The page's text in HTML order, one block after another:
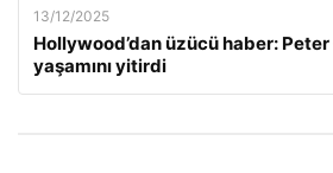
13/12/2025
Hollywood’dan üzücü haber:
yaşamını yitirdi